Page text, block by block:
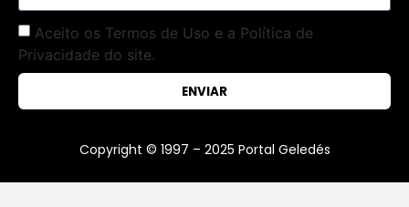
Aceito os Termos de Uso e a Política de
Privacidade do site.
ENVIAR
Copyright © 1997 – 2025 Portal Geledés